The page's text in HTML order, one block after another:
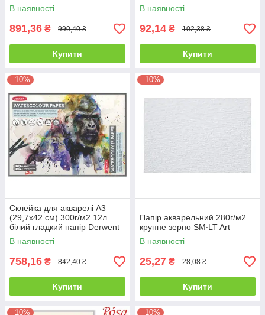
В наявності
891,36 ₴ 990,40 ₴
Купити
В наявності
92,14 ₴ 102,38 ₴
Купити
–10%
Склейка для акварелі А3
(29,7х42 см) 300г/м2 12л
білий гладкий папір Derwent
В наявності
758,16 ₴ 842,40 ₴
Купити
–10%
Папір акварельний 280г/м2
крупне зерно SM∙LT Art
В наявності
25,27 ₴ 28,08 ₴
Купити
–10% –10%